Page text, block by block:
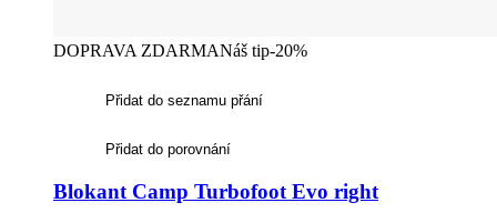
DOPRAVA ZDARMANáš tip-20%
Přidat do seznamu přání
Přidat do porovnání
Blokant Camp Turbofoot Evo right